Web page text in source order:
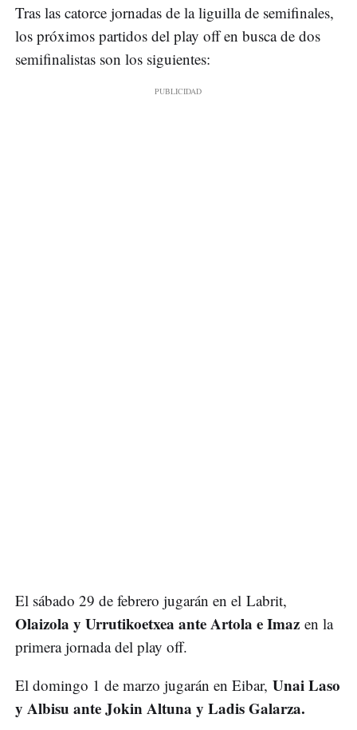
Tras las catorce jornadas de la liguilla de semifinales,
los próximos partidos del play off en busca de dos
semifinalistas son los siguientes:
El sábado 29 de febrero jugarán en el Labrit,
Olaizola y Urrutikoetxea ante Artola e Imaz en la
primera jornada del play off.
El domingo 1 de marzo jugarán en Eibar, Unai Laso
y Albisu ante Jokin Altuna y Ladis Galarza.